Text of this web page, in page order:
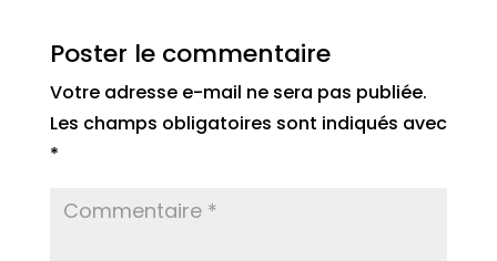
Poster le commentaire
Votre adresse e-mail ne sera pas publiée.
Les champs obligatoires sont indiqués avec
*